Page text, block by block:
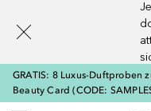
GRATIS: 8 Luxus-Duftproben
Beauty Card (CODE: